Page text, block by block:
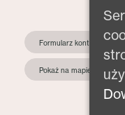
Formularz kontaktowy
Pokaż na mapie